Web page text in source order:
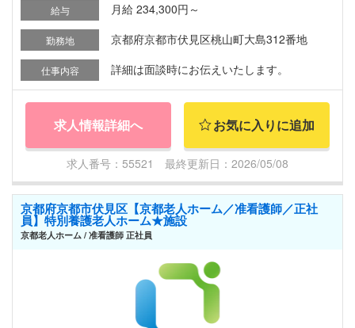
給与 月給 234,300円～
勤務地 京都府京都市伏見区桃山町大島312番地
仕事内容 詳細は面談時にお伝えいたします。
求人情報詳細へ お気に入りに追加
求人番号：55521 最終更新日：2026/05/08
京都府京都市伏見区【京都老人ホーム／准看護師／正社
員】特別養護老人ホーム★施設
京都老人ホーム / 准看護師 正社員